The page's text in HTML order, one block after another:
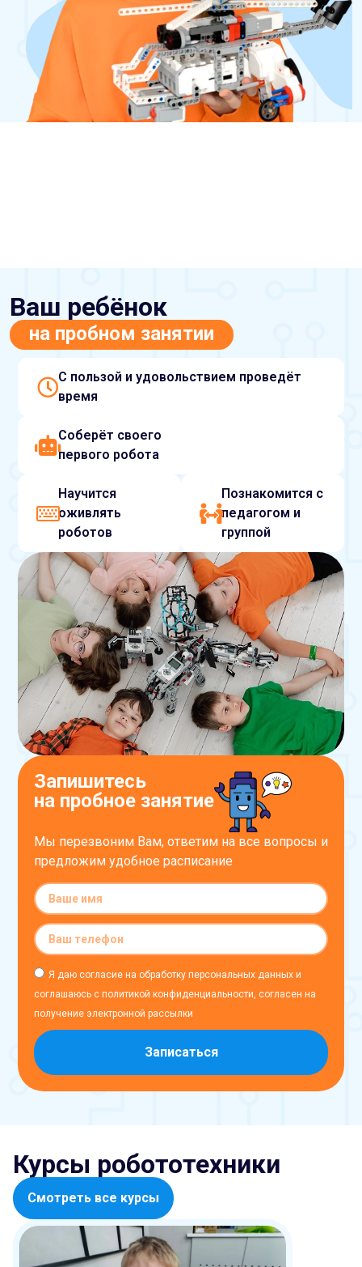
Ваш ребёнок
на пробном занятии
С пользой и удовольствием проведёт
время
Соберёт своего
первого робота
Научится
оживлять
роботов
Познакомится с
педагогом и
группой
Запишитесь
на пробное занятие
Мы перезвоним Вам, ответим на все вопросы и
предложим удобное расписание
Я даю согласие на обработку персональных данных и
соглашаюсь с политикой конфиденциальности, согласен на
получение электронной рассылки
Записаться
Курсы робототехники
Смотреть все курсы